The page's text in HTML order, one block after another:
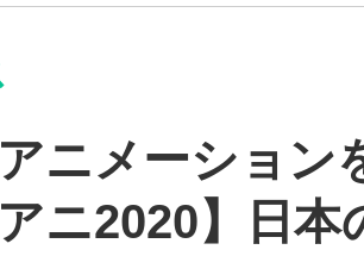
アニメーション
ニ2020】日本